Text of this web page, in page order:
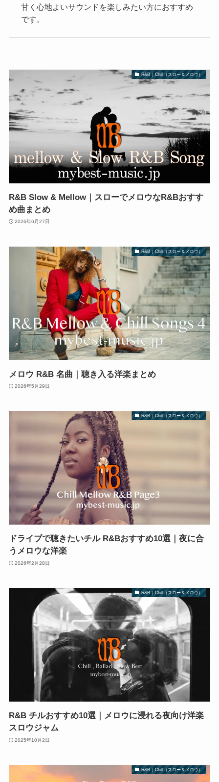
甘く心地よいサウンドを楽しみたい方におすすめ
です。
R&B｜Chill（スロー＆メロウ）
R&B Slow & Mellow｜スローでメロウなR&Bおすす
め曲まとめ
2026年6月27日
R&B｜Chill（スロー＆メロウ）
メロウ R&B 名曲｜聴き入る洋楽まとめ
2026年5月29日
R&B｜Chill（スロー＆メロウ）
ドライブで聴きたいチル R&Bおすすめ10選｜夜に合
うメロウな洋楽
2026年2月28日
R&B｜Chill（スロー＆メロウ）
R&B チルおすすめ10選｜メロウに浸れる夜向け洋楽
スロウジャム
2025年10月2日
R&B｜Chill（スロー＆メロウ）